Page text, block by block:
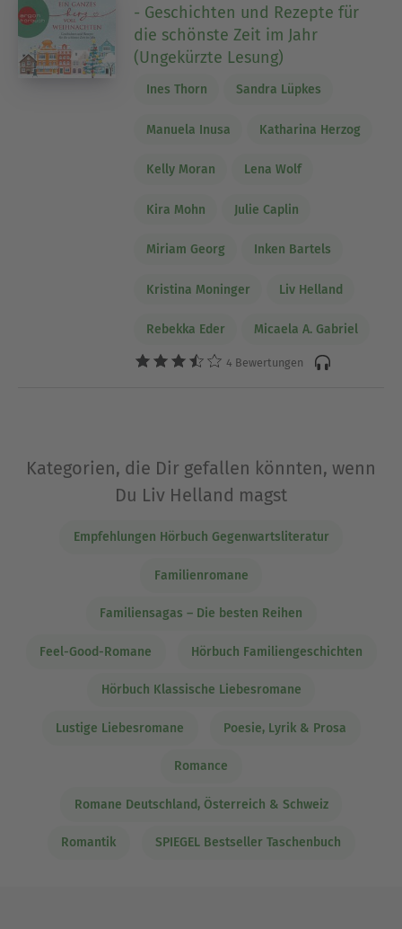
- Geschichten und Rezepte für
die schönste Zeit im Jahr
(Ungekürzte Lesung)
Ines Thorn Sandra Lüpkes
Manuela Inusa Katharina Herzog
Kelly Moran Lena Wolf
Kira Mohn Julie Caplin
Miriam Georg Inken Bartels
Kristina Moninger Liv Helland
Rebekka Eder Micaela A. Gabriel
4 Bewertungen
Kategorien, die Dir gefallen könnten, wenn
Du Liv Helland magst
Empfehlungen Hörbuch Gegenwartsliteratur
Familienromane
Familiensagas – Die besten Reihen
Feel-Good-Romane Hörbuch Familiengeschichten
Hörbuch Klassische Liebesromane
Lustige Liebesromane Poesie, Lyrik & Prosa
Romance
Romane Deutschland, Österreich & Schweiz
Romantik SPIEGEL Bestseller Taschenbuch